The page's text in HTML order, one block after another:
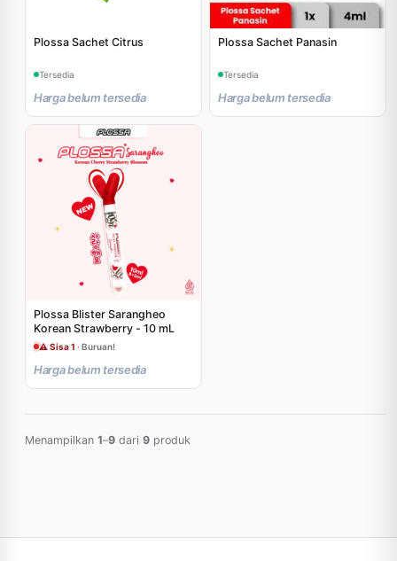
Plossa Sachet Citrus
Tersedia
Harga belum tersedia
Plossa Sachet Panasin
Tersedia
Harga belum tersedia
Plossa Blister Sarangheo
Korean Strawberry - 10 mL
⚠ Sisa 1 · Buruan!
Harga belum tersedia
Menampilkan 1–9 dari 9 produk